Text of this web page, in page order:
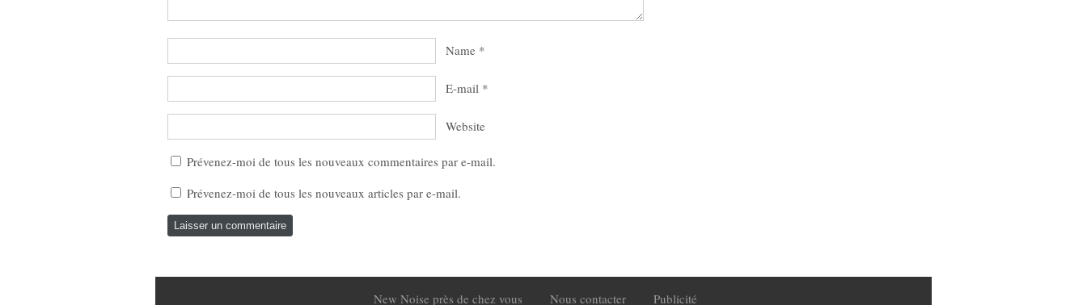
Name *
E-mail *
Website
Prévenez-moi de tous les nouveaux commentaires par e-mail.
Prévenez-moi de tous les nouveaux articles par e-mail.
New Noise près de chez vous Nous contacter Publicité